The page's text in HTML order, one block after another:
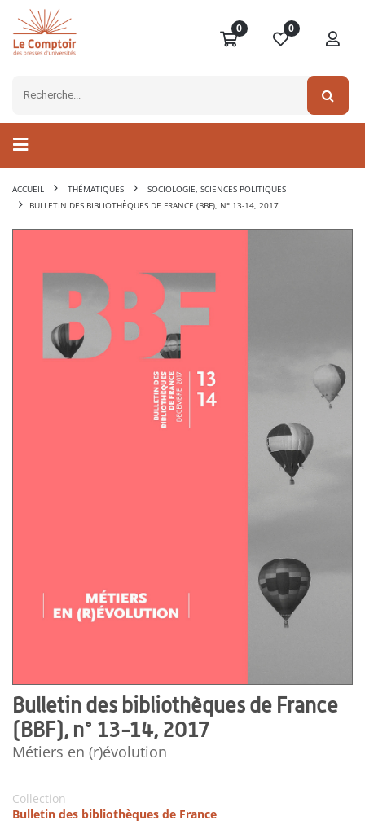
0 0
ACCUEIL THÉMATIQUES
SOCIOLOGIE, SCIENCES POLITIQUES
BULLETIN DES BIBLIOTHÈQUES DE FRANCE (BBF), N° 13-14, 2017
Bulletin des bibliothèques de France
(BBF), n° 13-14, 2017
Métiers en (r)évolution
Collection
Bulletin des bibliothèques de France